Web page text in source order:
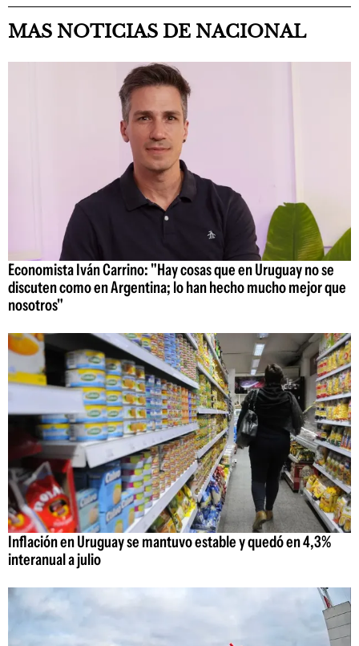
MAS NOTICIAS DE NACIONAL
Economista Iván Carrino: "Hay cosas que en Uruguay no se
discuten como en Argentina; lo han hecho mucho mejor que
nosotros"
Inflación en Uruguay se mantuvo estable y quedó en 4,3%
interanual a julio